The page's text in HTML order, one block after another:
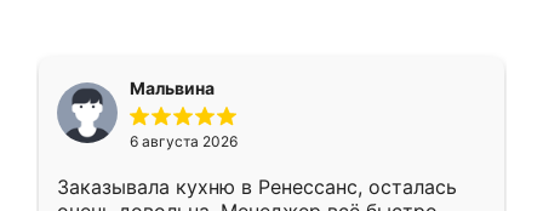
Мальвина
6 августа 2026
Заказывала кухню в Ренессанс, осталась